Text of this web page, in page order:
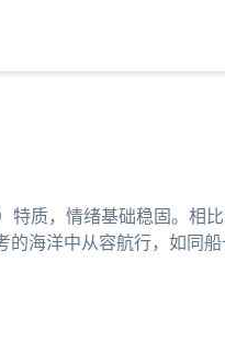
质，情绪基础稳固。相
海洋中从容航行，如同